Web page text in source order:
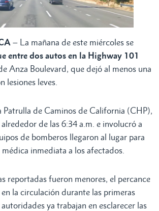
– La mañana de este miércoles se
entre dos autos en la Highway 101
Anza Boulevard, que dejó al menos una
lesiones leves.
Patrulla de Caminos de California (CHP),
de las 6:34 a.m. e involucró a
de bomberos llegaron al lugar para
inmediata a los afectados.
reportadas fueron menores, el percance
la circulación durante las primeras
ya trabajan en esclarecer las